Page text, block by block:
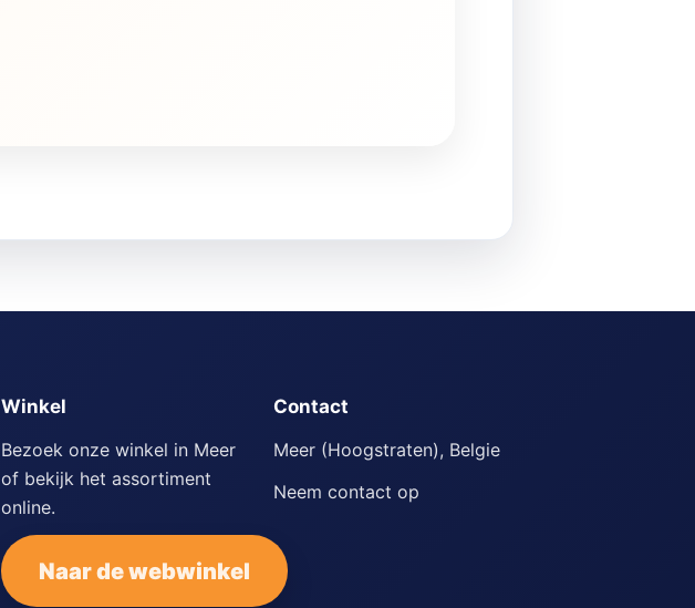
Winkel
Bezoek onze winkel in Meer
of bekijk het assortiment
online.
Naar de webwinkel
Contact
Meer (Hoogstraten), Belgie
Neem contact op